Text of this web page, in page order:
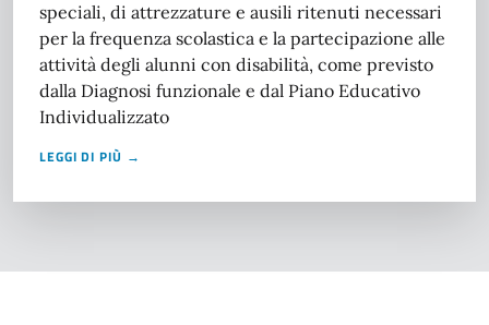
speciali, di attrezzature e ausili ritenuti necessari
per la frequenza scolastica e la partecipazione alle
attività degli alunni con disabilità, come previsto
dalla Diagnosi funzionale e dal Piano Educativo
Individualizzato
LEGGI DI PIÙ →